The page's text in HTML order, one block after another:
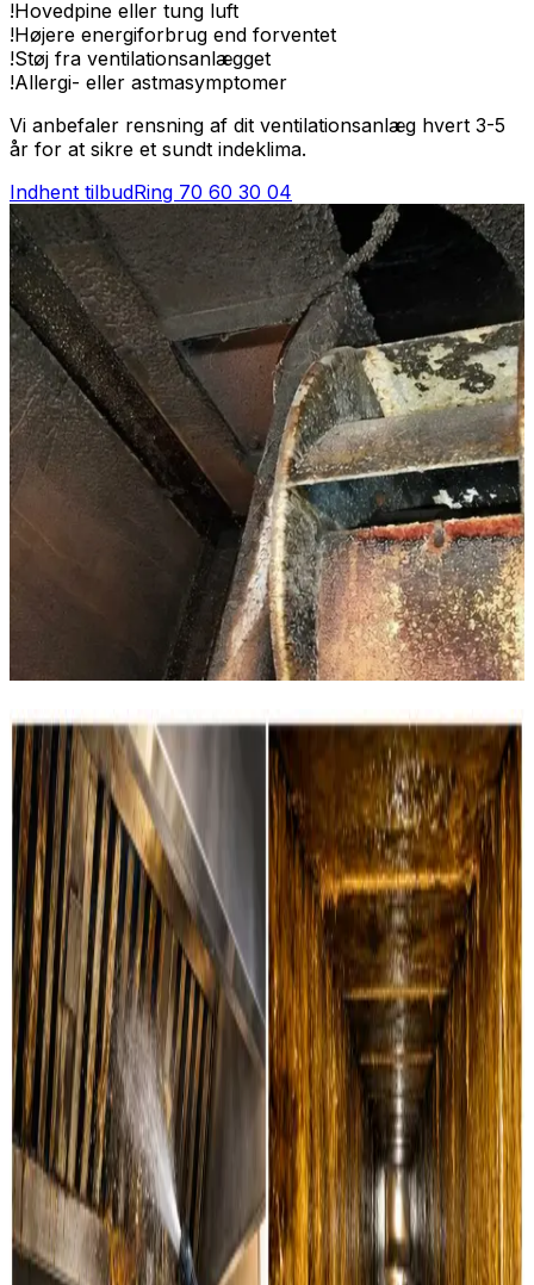
!Hovedpine eller tung luft
!Højere energiforbrug end forventet
!Støj fra ventilationsanlægget
!Allergi- eller astmasymptomer
Vi anbefaler rensning af dit ventilationsanlæg hvert 3-5
år for at sikre et sundt indeklima.
Indhent tilbudRing 70 60 30 04
Det renser vi for dig i Grenaa
Boligventilation
Grundig rensning af ventilationskanaler, ventiler og
aggregater i private boliger i Grenaa. Vi servicerer alle
mærker.
Læs mere